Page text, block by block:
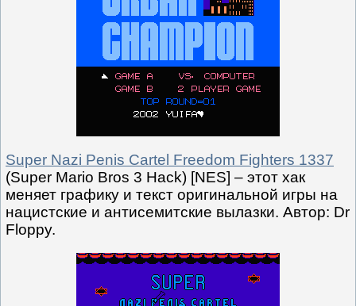
Super Nazi Penis Cartel Freedom Fighters 1337
(Super Mario Bros 3 Hack) [NES] – этот хак
меняет графику и текст оригинальной игры на
нацистские и антисемитские вылазки. Автор: Dr
Floppy.